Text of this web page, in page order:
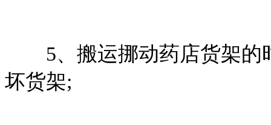
5、搬运挪动药店货架的
坏货架;